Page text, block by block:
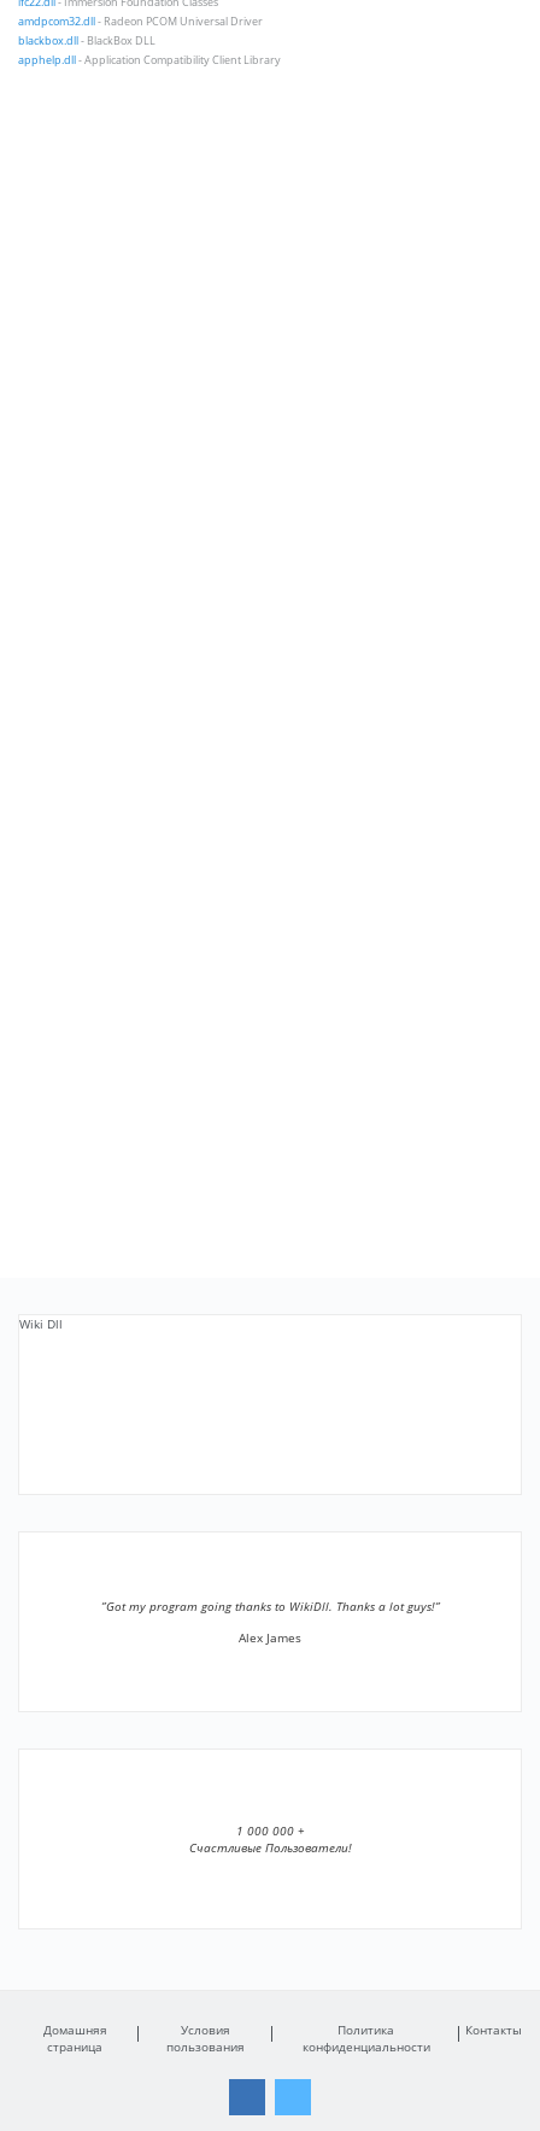
amdpcom32.dll- Radeon PCOM Universal Driver
blackbox.dll- BlackBox DLL
apphelp.dll- Application Compatibility Client Library
Wiki Dll
”Got my program going thanks to WikiDll. Thanks a lot guys!”
Alex James
1 000 000 +
Счастливые Пользователи!
Домашняя
страница
Условия
пользования
Политика
конфиденциальности
Контакты